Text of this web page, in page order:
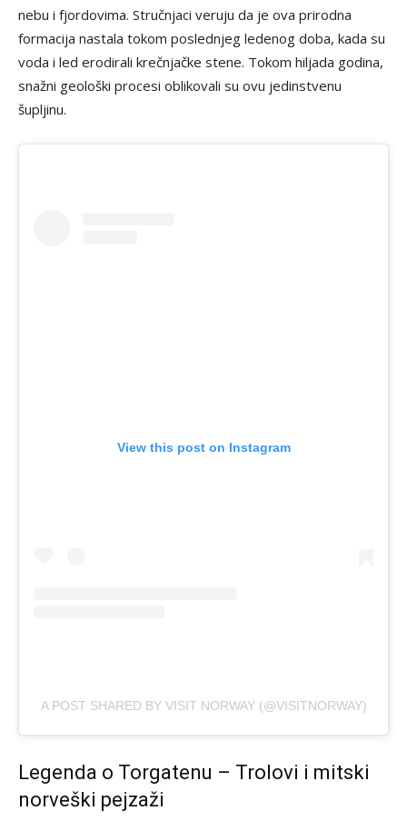
nebu i fjordovima. Stručnjaci veruju da je ova prirodna
formacija nastala tokom poslednjeg ledenog doba, kada su
voda i led erodirali krečnjačke stene. Tokom hiljada godina,
snažni geološki procesi oblikovali su ovu jedinstvenu
šupljinu.
View this post on Instagram
A POST SHARED BY VISIT NORWAY (@VISITNORWAY)
Legenda o Torgatenu – Trolovi i mitski
norveški pejzaži